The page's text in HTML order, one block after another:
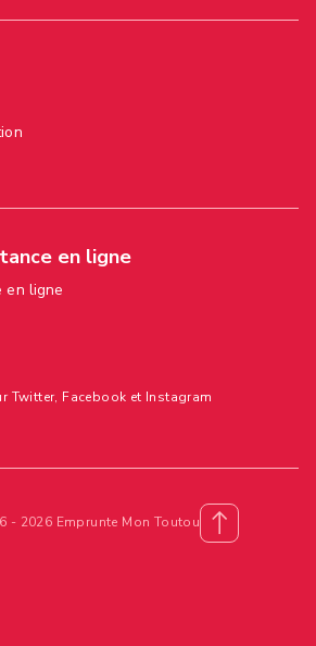
en ligne
en ligne
Twitter, Facebook et Instagram
- 2026 Emprunte Mon Toutou